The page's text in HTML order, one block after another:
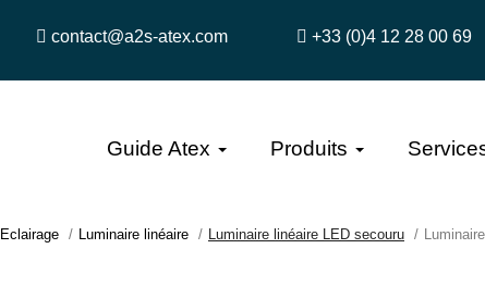
contact@a2s-atex.com +33 (0)4 12 28 00 69
Guide Atex Produits
Eclairage Luminaire linéaire Luminaire linéaire LED secouru